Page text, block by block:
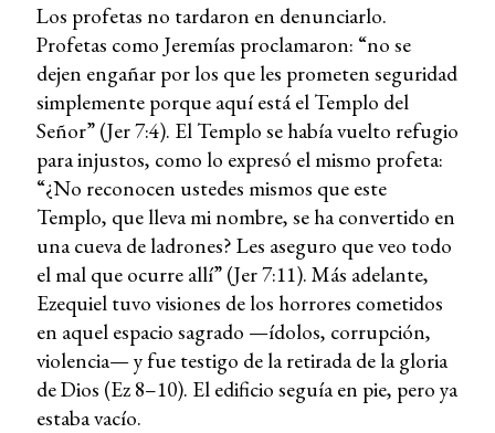
Los profetas no tardaron en denunciarlo.
Profetas como Jeremías proclamaron: “no se
dejen engañar por los que les prometen seguridad
simplemente porque aquí está el Templo del
Señor” (Jer 7:4). El Templo se había vuelto refugio
para injustos, como lo expresó el mismo profeta:
“¿No reconocen ustedes mismos que este
Templo, que lleva mi nombre, se ha convertido en
una cueva de ladrones? Les aseguro que veo todo
el mal que ocurre allí” (Jer 7:11). Más adelante,
Ezequiel tuvo visiones de los horrores cometidos
en aquel espacio sagrado —ídolos, corrupción,
violencia— y fue testigo de la retirada de la gloria
de Dios (Ez 8–10). El edificio seguía en pie, pero ya
estaba vacío.